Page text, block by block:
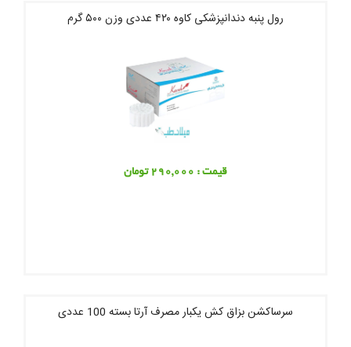
رول پنبه دندانپزشکی کاوه ۴۲۰ عددی وزن ۵۰۰ گرم
قیمت : 290,000 تومان
سرساکشن بزاق کش یکبار مصرف آرتا بسته 100 عددی